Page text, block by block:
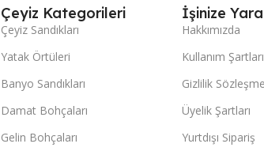
Çeyiz Kategorileri
Çeyiz Sandıkları
Yatak Örtüleri
Banyo Sandıkları
Damat Bohçaları
Gelin Bohçaları
İşinize
Hakkımızda
Kullanım Şartları
Gizlilik
Üyelik Şartları
Yurtdışı Sipariş